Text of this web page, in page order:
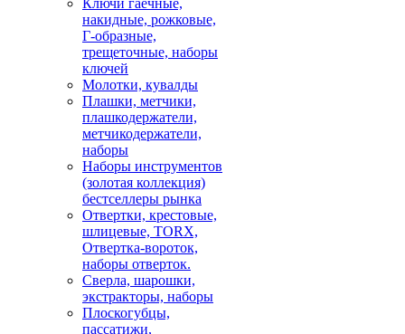
Ключи гаечные,
накидные, рожковые,
Г-образные,
трещеточные, наборы
ключей
Молотки, кувалды
Плашки, метчики,
плашкодержатели,
метчикодержатели,
наборы
Наборы инструментов
(золотая коллекция)
бестселлеры рынка
Отвертки, крестовые,
шлицевые, TORX,
Отвертка-вороток,
наборы отверток.
Сверла, шарошки,
экстракторы, наборы
Плоскогубцы,
пассатижи,